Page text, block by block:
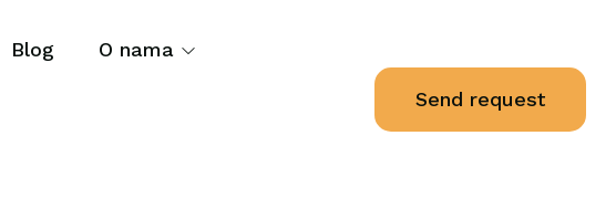
Blog O nama
Send request